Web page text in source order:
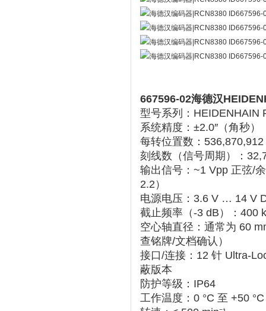
667596-02海德汉
型号系列
：
系统精度 ‌：‌ ±2.0″ ‌（角秒）
每转位置数 ‌：‌ 536,870,912
刻线数（信号周期）
‌：‌
输出信号 ‌：‌ ~1 Vpp 正弦/
2.2）
电源电压 ‌：‌ 3.6 V … 14 V
截止频率（-3 dB）
‌：‌ 400
空心轴直径 ‌：‌ 通常为 60
查铭牌/文档确认）
接口/连接 ‌：‌ 12 针 Ultra-
蔽版本
防护等级 ‌：‌ IP64
工作温度 ‌：‌ 0 °C 至 +50 °C